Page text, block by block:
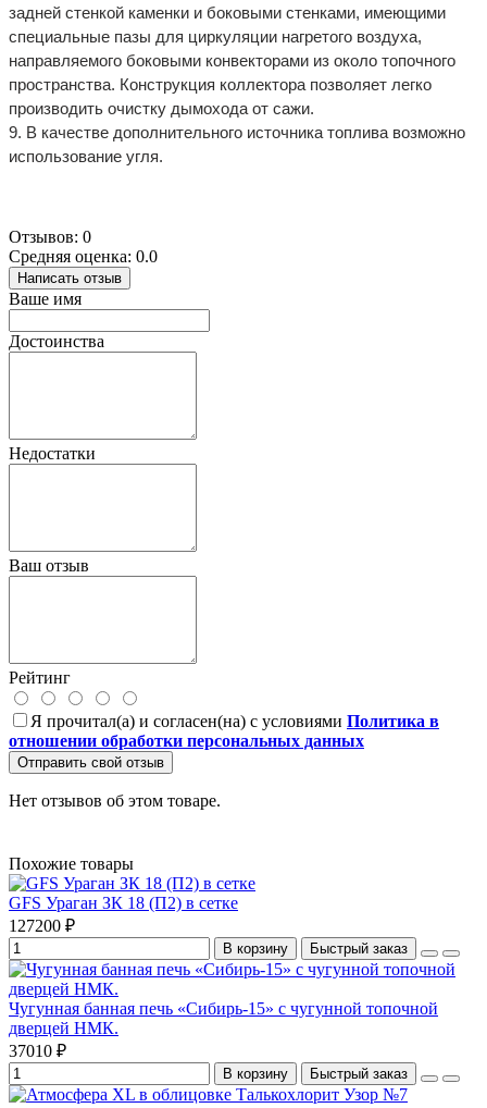
задней стенкой каменки и боковыми стенками, имеющими
специальные пазы для циркуляции нагретого воздуха,
направляемого боковыми конвекторами из около топочного
пространства. Конструкция коллектора позволяет легко
производить очистку дымохода от сажи.
9. В качестве дополнительного источника топлива возможно
использование угля.
Отзывов: 0
Средняя оценка: 0.0
Написать отзыв
Ваше имя
Достоинства
Недостатки
Ваш отзыв
Рейтинг
Я прочитал(а) и согласен(на) с условиями Политика в
отношении обработки персональных данных
Отправить свой отзыв
Нет отзывов об этом товаре.
Похожие товары
GFS Ураган ЗК 18 (П2) в сетке
127200 ₽
В корзину Быстрый заказ
Чугунная банная печь «Сибирь-15» с чугунной топочной
дверцей НМК.
37010 ₽
В корзину Быстрый заказ